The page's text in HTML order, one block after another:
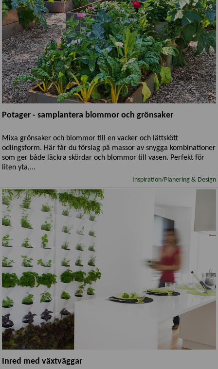
Potager - samplantera blommor och grönsaker
Mixa grönsaker och blommor till en vacker och lättskött
odlingsform. Här får du förslag på massor av snygga kombinationer
som ger både läckra skördar och blommor till vasen. Perfekt för
liten yta,...
Inspiration/Planering & Design
Inred med växtväggar